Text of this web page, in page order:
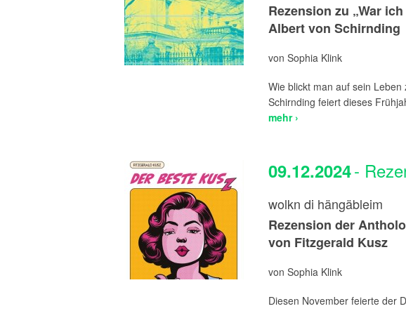
Rezension zu „War
Albert von Schirnding
von Sophia Klink
Wie blickt man auf sein
Schirnding feiert dieses
mehr ›
09.12.2024-
wolkn di hängäbleim
Rezension der
von Fitzgerald Kusz
von Sophia Klink
Diesen November feierte der